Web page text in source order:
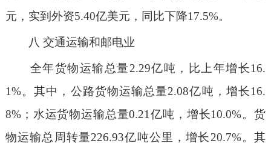
元，实到外资5.40亿美元，同比下降17.5%。
八 交通运输和邮电业
全年货物运输总量2.29亿吨，比上年增长16.
1%。其中，公路货物运输总量2.08亿吨，增长16.
8%；水运货物运输总量0.21亿吨，增长10.0%。货
物运输总周转量226.93亿吨公里，增长20.7%。其